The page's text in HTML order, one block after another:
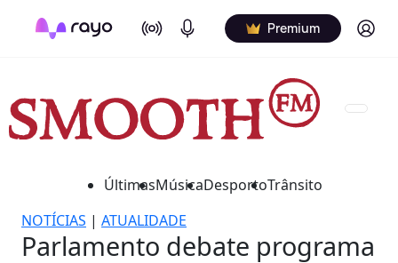
On Air Podcasts Premium Log in
ÚltimasMúsicaDesportoTrânsito
NOTÍCIAS | ATUALIDADE
Parlamento debate programa